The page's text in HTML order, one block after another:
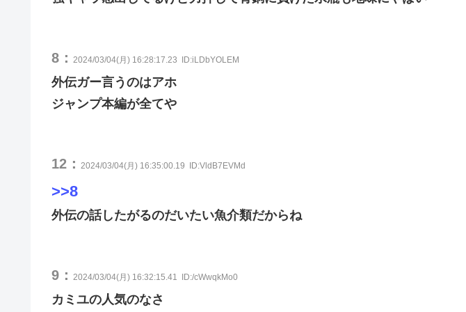
8： 2024/03/04(月) 16:28:17.23 ID:iLDbYOLEM
外伝ガー言うのはアホ
ジャンプ本編が全てや
12： 2024/03/04(月) 16:35:00.19 ID:VldB7EVMd
>>8
外伝の話したがるのだいたい魚介類だからね
9： 2024/03/04(月) 16:32:15.41 ID:/cWwqkMo0
カミユの人気のなさ